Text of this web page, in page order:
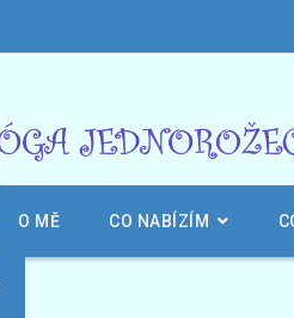
O MĚ CO NABÍZÍM